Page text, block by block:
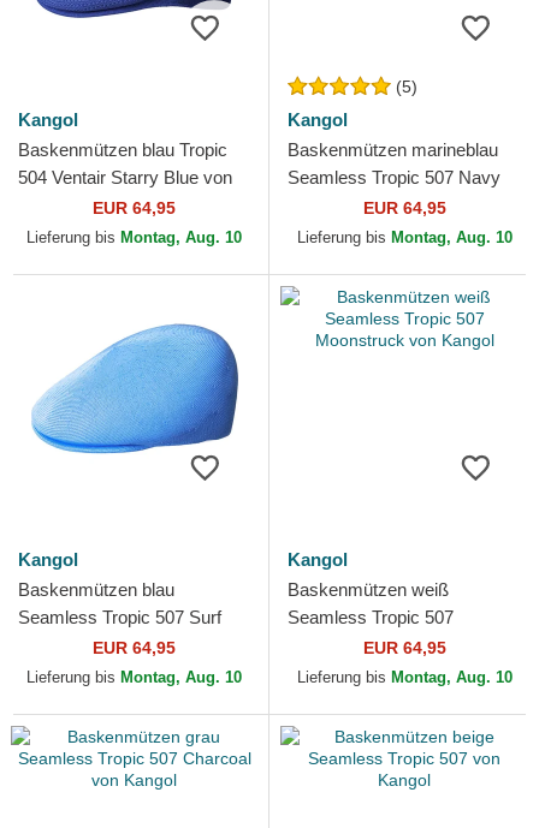
Kangol
Baskenmützen blau Tropic
504 Ventair Starry Blue von
EUR 64,95
Lieferung bis Montag, Aug. 10
(5)
Kangol
Baskenmützen marineblau
Seamless Tropic 507 Navy
von KangolEUR 64,95
Lieferung bis Montag, Aug. 10
Kangol
Baskenmützen blau
Seamless Tropic 507 Surf
von KangolEUR 64,95
Lieferung bis Montag, Aug. 10
Kangol
Baskenmützen weiß
Seamless Tropic 507
Moonstruck von Kangol
EUR 64,95
Lieferung bis Montag, Aug. 10